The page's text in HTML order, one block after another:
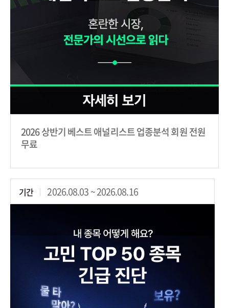
2026 상반기 베스트 애널리스트 업종분석 회원 전원
무료
기간 2026.08.03 ~ 2026.08.16